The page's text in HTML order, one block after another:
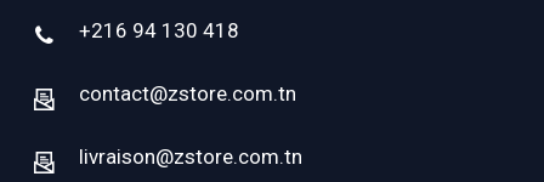
+216 94 130 418
contact@zstore.com.tn
livraison@zstore.com.tn